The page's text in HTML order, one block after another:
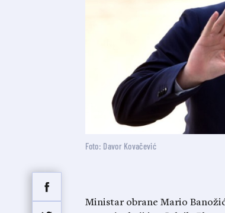
Foto: Davor Kovačević
Ministar obrane Mario